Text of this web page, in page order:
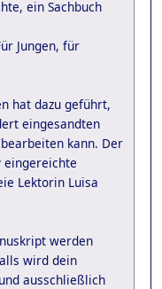
ein Sachbuch
Jungen, für
hat dazu geführt,
eingesandten
kann. Der
eingereichte
Lektorin Luisa
werden
wird dein
ausschließlich